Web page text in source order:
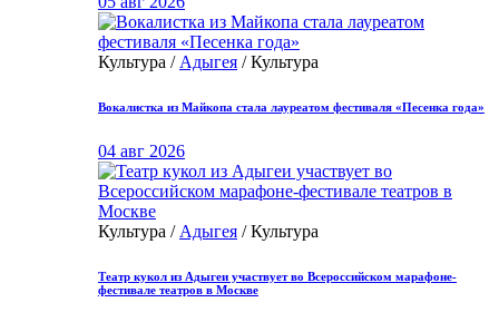
Культура / Адыгея / Культура
Вокалистка из Майкопа стала лауреатом фестиваля «Песенка года»
04 авг 2026
Культура / Адыгея / Культура
Театр кукол из Адыгеи участвует во Всероссийском марафоне-
фестивале театров в Москве